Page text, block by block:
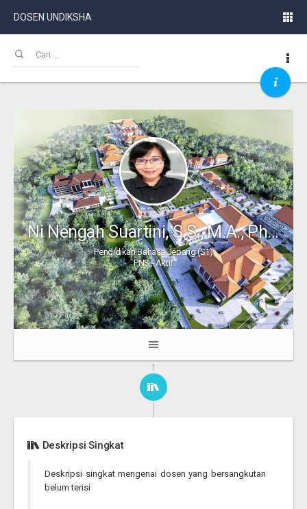
DOSEN UNDIKSHA
Ni Nengah Suartini, S.S., M.A., Ph.D.
Pendidikan Bahasa Jepang (S1)
PNS - Aktif
Deskripsi Singkat
Deskripsi singkat mengenai dosen yang bersangkutan
belum terisi